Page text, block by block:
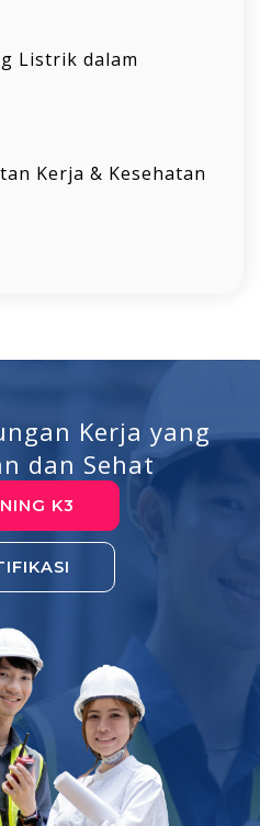
Listrik dalam
Kerja & Kesehatan
Kerja yang
dan Sehat
K3